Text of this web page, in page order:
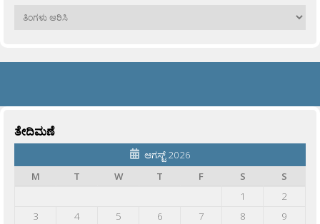
ಹಳೆಯವು
ತೇದಿಮಣೆ
ಆಗಸ್ಟ್ 2026
M
T W T F S
S
1
2
3
4 5 6 7 8
9